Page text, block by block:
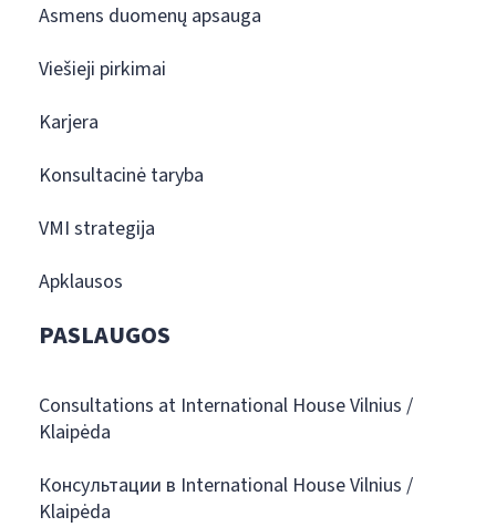
Asmens duomenų apsauga
Viešieji pirkimai
Karjera
Konsultacinė taryba
VMI strategija
Apklausos
PASLAUGOS
Consultations at International House Vilnius /
Klaipėda
Консультации в International House Vilnius /
Klaipėda